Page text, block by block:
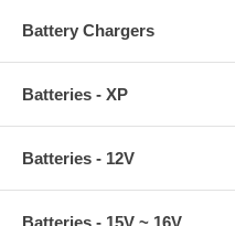
Battery Chargers
Batteries - XP
Batteries - 12V
Batteries - 15V ~ 16V